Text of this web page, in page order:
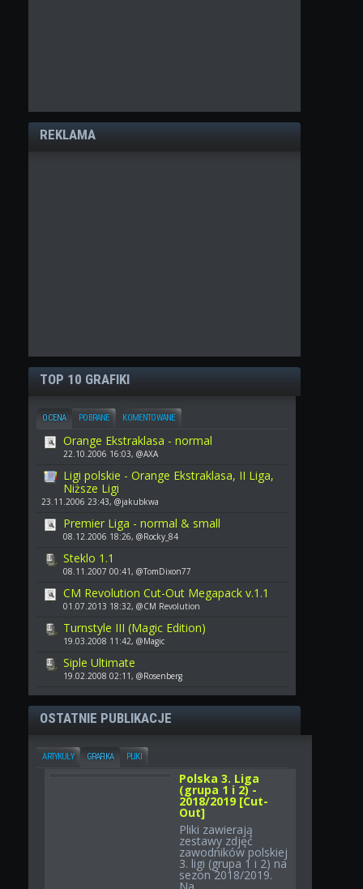
REKLAMA
TOP 10 GRAFIKI
OCENA POBRANE KOMENTOWANE
Orange Ekstraklasa - normal
22.10.2006 16:03, @AXA
Ligi polskie - Orange Ekstraklasa, II Liga,
Niższe Ligi
23.11.2006 23:43, @jakubkwa
Premier Liga - normal & small
08.12.2006 18:26, @Rocky_84
Steklo 1.1
08.11.2007 00:41, @TomDixon77
CM Revolution Cut-Out Megapack v.1.1
01.07.2013 18:32, @CM Revolution
Turnstyle III (Magic Edition)
19.03.2008 11:42, @Magic
Siple Ultimate
19.02.2008 02:11, @Rosenberg
OSTATNIE PUBLIKACJE
ARTYKUŁY GRAFIKA PLIKI
Polska 3. Liga
(grupa 1 i 2) -
2018/2019 [Cut-
Out]
Pliki zawierają
zestawy zdjęć
zawodników polskiej
3. ligi (grupa 1 i 2) na
sezon 2018/2019.